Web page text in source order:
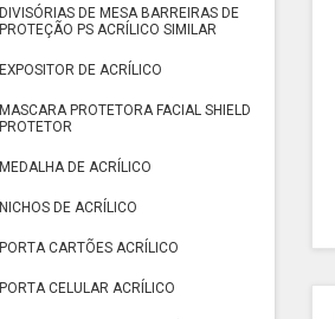
DIVISÓRIAS DE MESA BARREIRAS DE
PROTEÇÃO PS ACRÍLICO SIMILAR
EXPOSITOR DE ACRÍLICO
MASCARA PROTETORA FACIAL SHIELD
PROTETOR
MEDALHA DE ACRÍLICO
NICHOS DE ACRÍLICO
PORTA CARTÕES ACRÍLICO
PORTA CELULAR ACRÍLICO